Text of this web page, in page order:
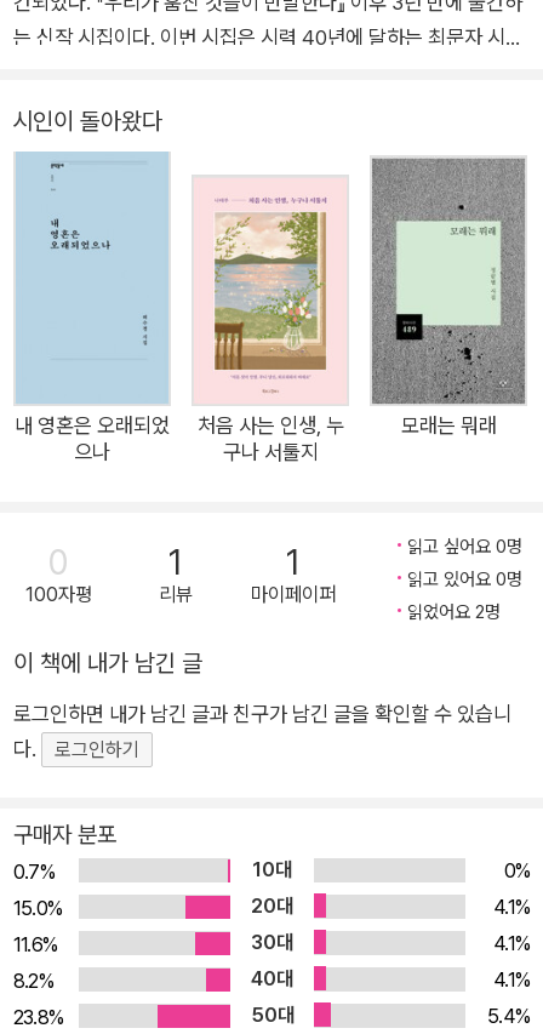
는 신작 시집이다. 이번 시집은 시력 40년에 달하는 최문자 시인
눈길을 끈다. 본질에 대한 인식으로 진전되며 존재론적 성찰까지
또 다른 가능성을 예감케 한다. 리토트넬로는 ‘돌아오다’라는 뜻
의 이탈리아어다. 음악에서 사용하는 표현으로, 대조되는 성격의
삽입 악구들 사이에서 반복되는 부분을 가리킨다. 시집의 제목이
자 표제시의 제목이기도 한 ‘해바라기밭의 리토르넬로’는 거대한
해바라기들이 눈에 보이지 않는 바람과 함께 만들어 내는 물결 속
에서의 공간적인 움직임과 함께 해바라기의 한 생애가 만들어 내
는 시간의 움직임도 연상시킨다. 누구에게나 시간과 공간의 변화
들 사이로 반복되는 비밀스럽고도 근원적인 감정, 혹은 스토리가
있다. 그 자리로 또 돌아오게 만드는 복잡다단한 감정과 이야기
는 사랑은 개인의 경험에서 출발해 가족적, 공동체적 층위를 거쳐
신이라는 종교적 층위로 상승하는 모습을 보인다. 구체적으로 나
나 훼손된 관계에 대한 회상이나 회한으로 점철되어 있다. 사랑의
상실과 좌절에서 촉발되는 상처와 고통이 사랑의 본질에 대한 인
식을 거쳐 존재론적 성찰에까지 나아가는 것이다. 사랑하는 대상
의 상실과 그로 인한 부재를 상처와 불행의 언어로 노래하지만 그
격시키는 세계. 최문자의 사랑은 ‘더 큰 사랑’이고 ‘더 영원한 사
랑’이다. ■ 슬픔을 숙성시키는 죽음 더 큰 사랑으로 가는 길엔
‘죽음’에 대한 경험이 있다. 『해바라기밭의 리토르넬로』는 죽음의
사건이나 아우라가 이전 시집에서보다 더 강렬한 강도와 높은 밀
도로 등장한다. 이번 시집에서 ‘죽음’은 사랑-상실-회상-성찰로
이어지는 기존 시 의식의 내적 진행과정에 개입해 중요한 지각 변
시인이 돌아왔다
내 영혼은 오래되었
으나
처음 사는 인생, 누
구나 서툴지
모래는 뭐래
0
100자평
1
리뷰
1
마이페이퍼
읽고 싶어요 0명
읽고 있어요 0명
읽었어요 2명
이 책에 내가 남긴 글
로그인하면 내가 남긴 글과 친구가 남긴 글을 확인할 수 있습니
다.
로그인하기
구매자 분포
0.7% 10대
0%
15.0%
20대
4.1%
11.6%
30대
4.1%
8.2%
40대
4.1%
23.8%
50대
5.4%